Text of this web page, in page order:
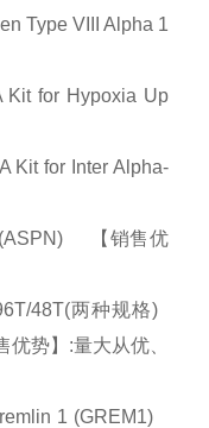
Type VIII Alpha 1
for Hypoxia Up
for Inter Alpha-
(ASPN) 【销售优
48T(两种规格)
势】:量大从优、
1 (GREM1)